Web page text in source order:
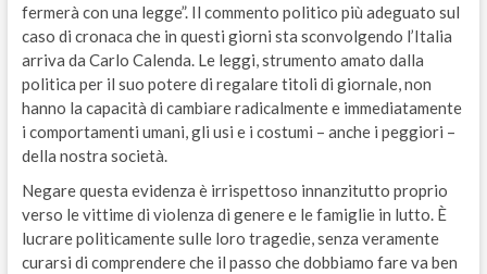
fermerà con una legge”. Il commento politico più adeguato sul
caso di cronaca che in questi giorni sta sconvolgendo l’Italia
arriva da Carlo Calenda. Le leggi, strumento amato dalla
politica per il suo potere di regalare titoli di giornale, non
hanno la capacità di cambiare radicalmente e immediatamente
i comportamenti umani, gli usi e i costumi – anche i peggiori –
della nostra società.
Negare questa evidenza è irrispettoso innanzitutto proprio
verso le vittime di violenza di genere e le famiglie in lutto. È
lucrare politicamente sulle loro tragedie, senza veramente
curarsi di comprendere che il passo che dobbiamo fare va ben